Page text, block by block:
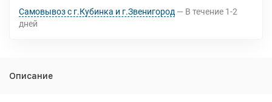
Самовывоз с г.Кубинка и г.Звенигород В течение 1-2
дней
Описание